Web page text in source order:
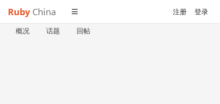
Ruby China 注册 登录
概况 话题 回帖